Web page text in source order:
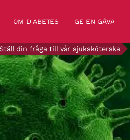
OM DIABETES GE EN GÅVA
Ställ din fråga till vår sjuksköterska